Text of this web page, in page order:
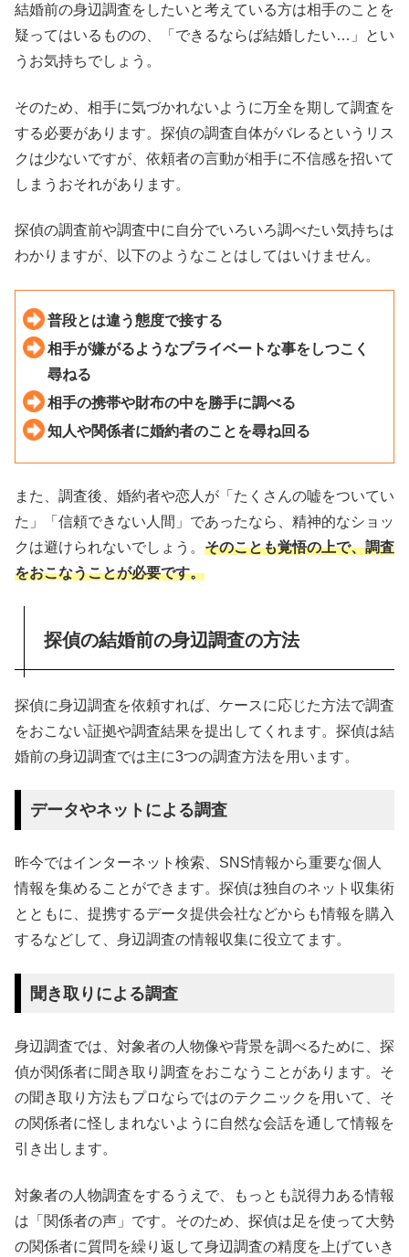
結婚前の身辺調査をしたいと考えている方は相手のことを
疑ってはいるものの、「できるならば結婚したい…」とい
うお気持ちでしょう。
そのため、相手に気づかれないように万全を期して調査を
する必要があります。探偵の調査自体がバレるというリス
クは少ないですが、依頼者の言動が相手に不信感を招いて
しまうおそれがあります。
探偵の調査前や調査中に自分でいろいろ調べたい気持ちは
わかりますが、以下のようなことはしてはいけません。
普段とは違う態度で接する
相手が嫌がるようなプライベートな事をしつこく
尋ねる
相手の携帯や財布の中を勝手に調べる
知人や関係者に婚約者のことを尋ね回る
また、調査後、婚約者や恋人が「たくさんの嘘をついてい
た」「信頼できない人間」であったなら、精神的なショッ
クは避けられないでしょう。 そのことも覚悟の上で、調査
をおこなうことが必要です。
探偵の結婚前の身辺調査の方法
探偵に身辺調査を依頼すれば、ケースに応じた方法で調査
をおこない証拠や調査結果を提出してくれます。探偵は結
婚前の身辺調査では主に3つの調査方法を用います。
データやネットによる調査
昨今ではインターネット検索、SNS情報から重要な個人
情報を集めることができます。探偵は独自のネット収集術
とともに、提携するデータ提供会社などからも情報を購入
するなどして、身辺調査の情報収集に役立てます。
聞き取りによる調査
身辺調査では、対象者の人物像や背景を調べるために、探
偵が関係者に聞き取り調査をおこなうことがあります。そ
の聞き取り方法もプロならではのテクニックを用いて、そ
の関係者に怪しまれないように自然な会話を通して情報を
引き出します。
対象者の人物調査をするうえで、もっとも説得力ある情報
は「関係者の声」です。そのため、探偵は足を使って大勢
の関係者に質問を繰り返して身辺調査の精度を上げていき